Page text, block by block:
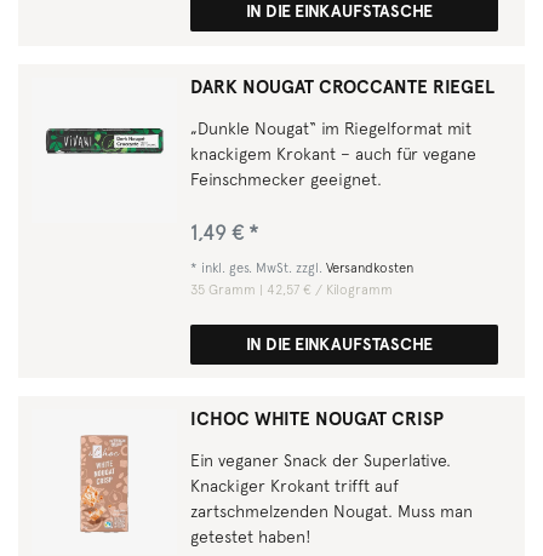
IN DIE EINKAUFSTASCHE
DARK NOUGAT CROCCANTE RIEGEL
„Dunkle Nougat“ im Riegelformat mit
knackigem Krokant – auch für vegane
Feinschmecker geeignet.
1,49 € *
* inkl. ges. MwSt. zzgl.Versandkosten
35 Gramm | 42,57 € / Kilogramm
IN DIE EINKAUFSTASCHE
ICHOC WHITE NOUGAT CRISP
Ein veganer Snack der Superlative.
Knackiger Krokant trifft auf
zartschmelzenden Nougat. Muss man
getestet haben!